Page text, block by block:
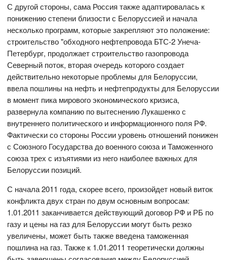
С другой стороны, сама Россия также адаптировалась к
понижению степени близости с Белоруссией и начала
несколько программ, которые закрепляют это положение:
строительство "обходного нефтепровода БТС-2 Унеча-
Петербург, продолжает строительство газопровода
Северный поток, вторая очередь которого создает
действительно некоторые проблемы для Белоруссии,
ввела пошлины на нефть и нефтепродукты для Белоруссии
в момент пика мирового экономического кризиса,
развернула компанию по вытеснению Лукашенко с
внутреннего политического и информационного поля РФ.
Фактически со стороны России уровень отношений понижен
с Союзного Государства до военного союза и Таможенного
союза трех с изъятиями из него наиболее важных для
Белоруссии позиций.
С начала 2011 года, скорее всего, произойдет новый виток
конфликта двух стран по двум основным вопросам:
1.01.2011 заканчивается действующий договор РФ и РБ по
газу и цены на газ для Белоруссии могут быть резко
увеличены, может быть также введена таможенная
пошлина на газ. Также к 1.01.2011 теоретически должны